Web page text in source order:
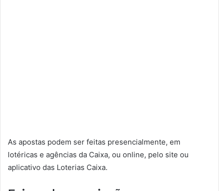
As apostas podem ser feitas presencialmente, em
lotéricas e agências da Caixa, ou online, pelo site ou
aplicativo das Loterias Caixa.